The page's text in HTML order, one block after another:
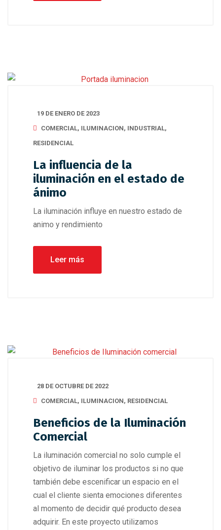
19 DE ENERO DE 2023
COMERCIAL, ILUMINACION, INDUSTRIAL,
RESIDENCIAL
La influencia de la
iluminación en el estado de
ánimo
La iluminación influye en nuestro estado de
animo y rendimiento
Leer más
28 DE OCTUBRE DE 2022
COMERCIAL, ILUMINACION, RESIDENCIAL
Beneficios de la Iluminación
Comercial
La iluminación comercial no solo cumple el
objetivo de iluminar los productos si no que
también debe escenificar un espacio en el
cual el cliente sienta emociones diferentes
al momento de decidir qué producto desea
adquirir. En este proyecto utilizamos